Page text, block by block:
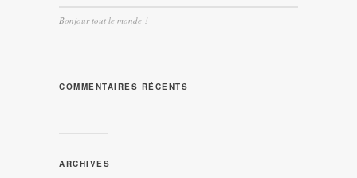
Bonjour tout le monde !
COMMENTAIRES RÉCENTS
ARCHIVES